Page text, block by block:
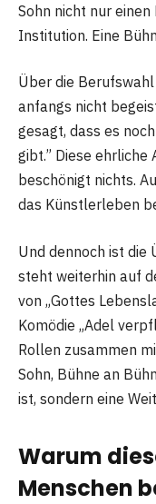
Sohn nicht nur
Institution. Eine
Über die
anfangs nicht
gesagt, dass es
gibt.” Diese
beschönigt nichts.
das Künstlerleben
Und dennoch ist
steht weiterhin auf
von „Gottes
Komödie „Adel
Rollen zusammen
Sohn, Bühne an
ist, sondern eine
Warum
Menschen